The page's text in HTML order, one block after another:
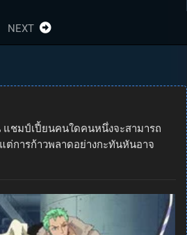
NEXT
แชมป์เปี้ยนคนใดคนหนึ่งจะสามารถ
ต่การก้าวพลาดอย่างกะทันหันอาจ